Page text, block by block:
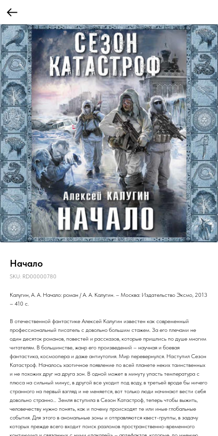
Начало
SKU: RD00000780
Калугин, А. А. Начало: роман / А. А. Калугин. – Москва: Издательство Эксмо, 2013
– 410 с.
В отечественной фантастике Алексей Калугин известен как современный
профессиональный писатель с довольно большим стажем. За его плечами не
один десяток романов, повестей и рассказов, которые пришлись по душе многим
читателям. В большинстве, жанр его произведений – научная и боевая
фантастика, космоопера и даже антиутопия. Мир перевернулся. Наступил Сезон
Катастроф. Началось хаотичное появление по всей планете неких таинственных
и не похожих друг на друга зон. В одной может в минуту упасть температура с
плюса на сильный минус, в другой все уходит под воду, в третьей вроде бы ничего
странного на первый взгляд и не меняется, вот только люди начинают вести себя
довольно странно… Земля вступила в Сезон Катастроф, теперь чтобы выжить,
человечеству нужно понять, как и почему происходят те или иные глобальные
события. Для этого в аномальные зоны и отправляются квест-группы, в задачу
которых прежде всего входит поиск разломов пространственно-временного